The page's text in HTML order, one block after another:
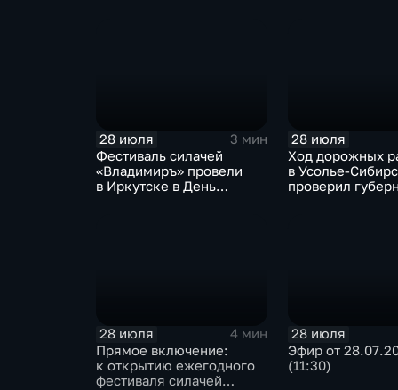
28 июля
3 мин
Фестиваль силачей
«Владимиръ» провели
в Иркутске в День
28 июля
Ход дорожных
в Усолье-
проверил
28 июля
4 мин
Прямое включение:
к открытию ежегодного
фестиваля силачей
28 июля
Эфир от
(11:30)